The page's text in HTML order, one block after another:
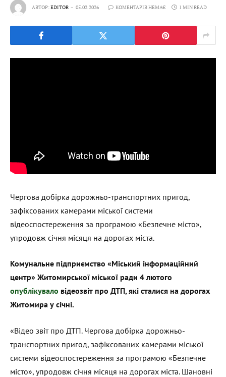
АВТОР:EDITOR 05.02.2026 КОМЕНТАРІВ НЕМАЄ 1 MIN READ
Чергова добірка дорожньо-транспортних пригод,
зафіксованих камерами міської системи
відеоспостереження за програмою «Безпечне місто»,
упродовж січня місяця на дорогах міста.
Комунальне підприємство «Міський інформаційний
центр» Житомирської міської ради 4 лютого
опублікувало відеозвіт про ДТП, які сталися на дорогах
Житомира у січні.
«Відео звіт про ДТП. Чергова добірка дорожньо-
транспортних пригод, зафіксованих камерами міської
системи відеоспостереження за програмою «Безпечне
місто», упродовж січня місяця на дорогах міста. Шановні